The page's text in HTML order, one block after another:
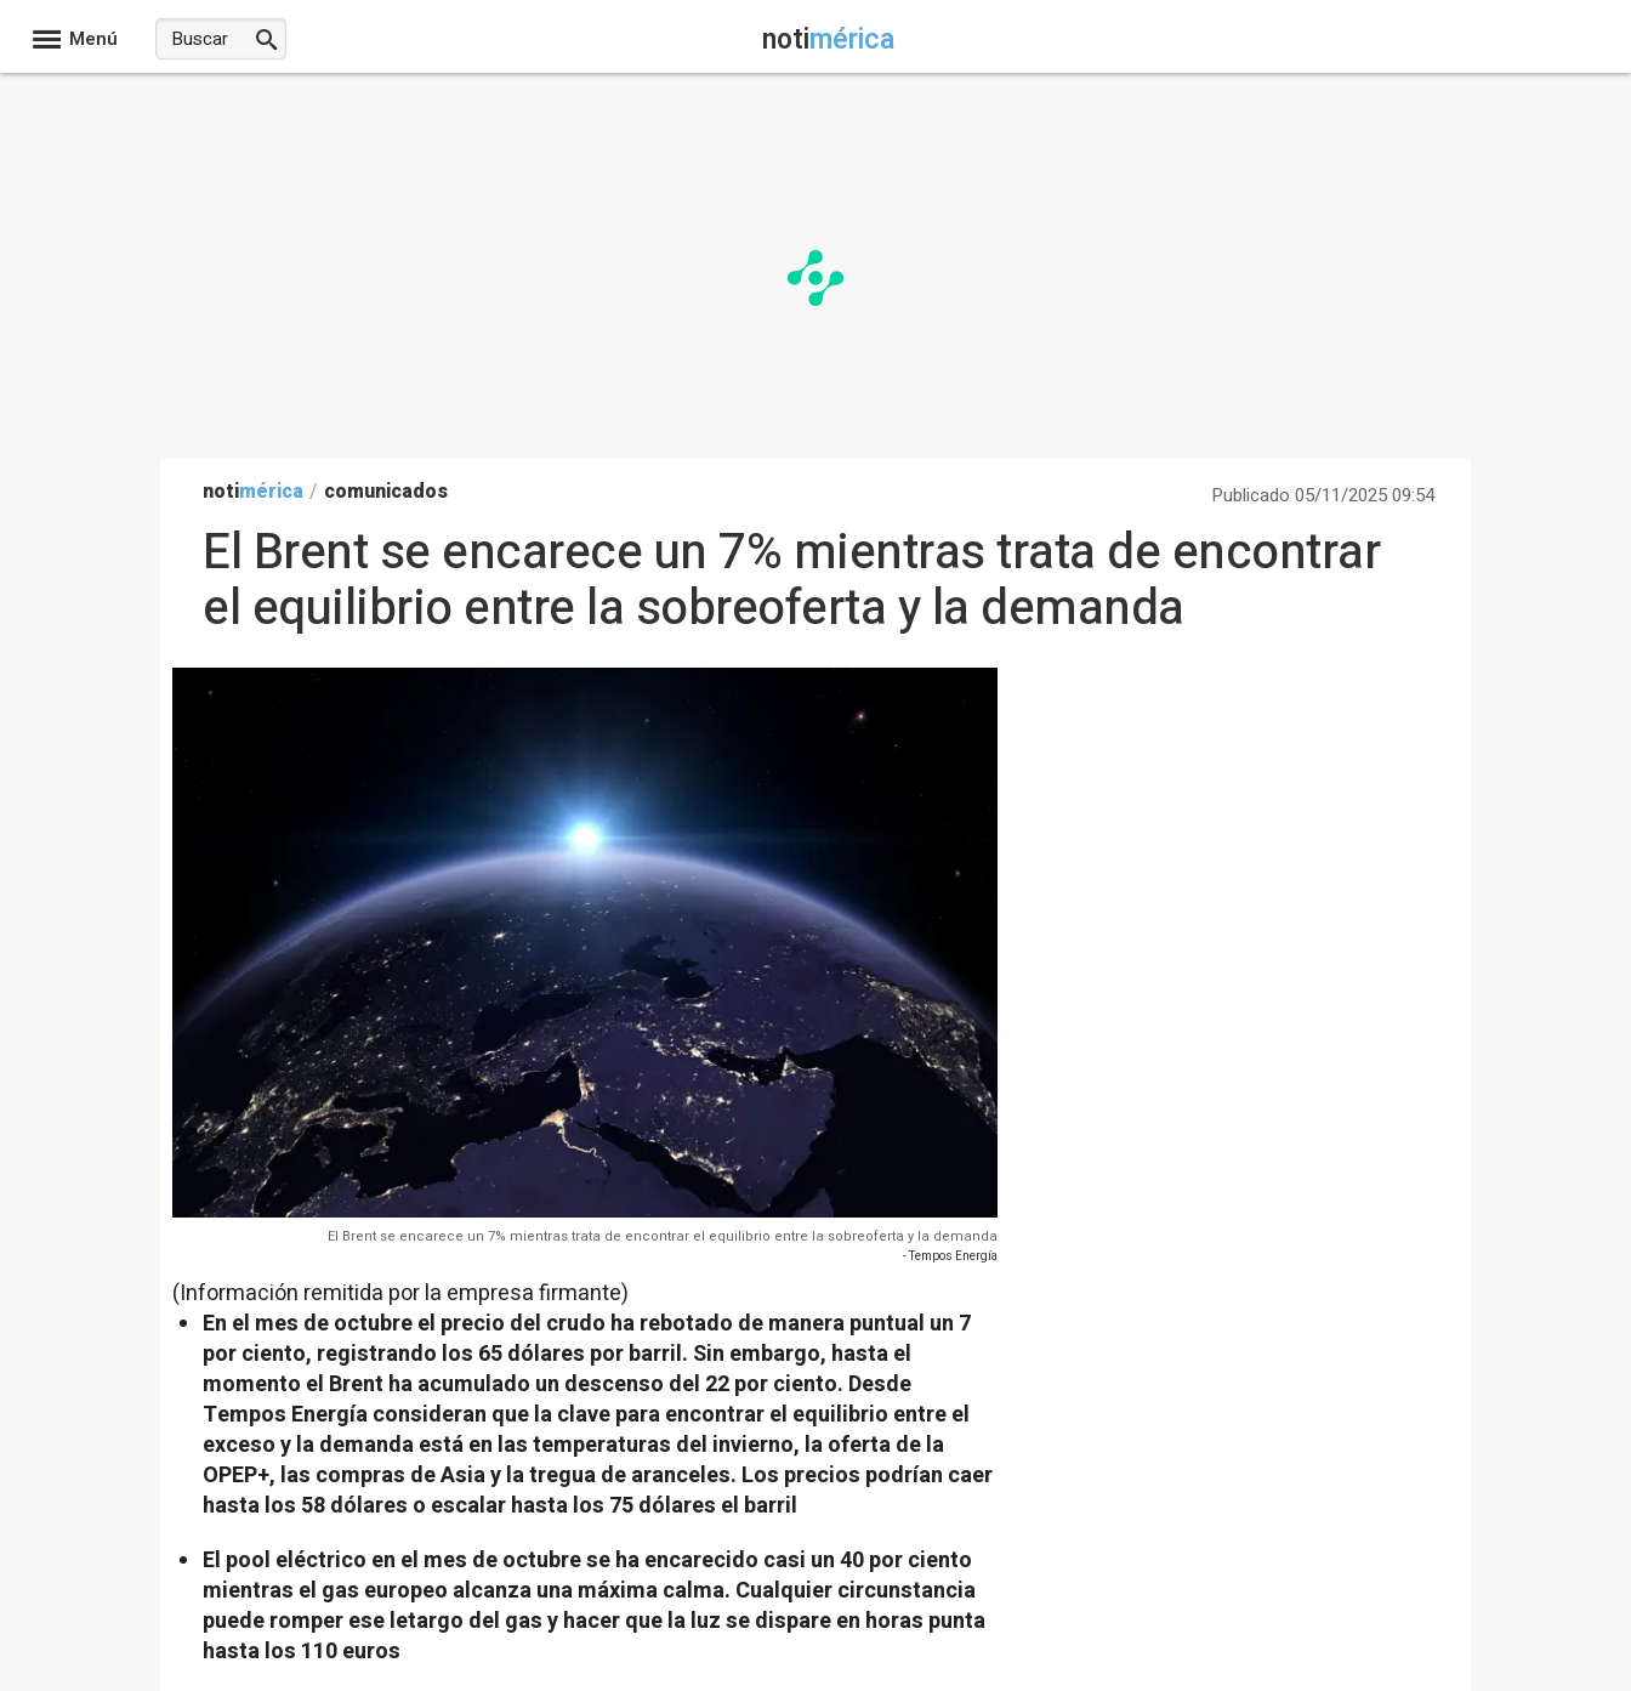
Menú notimérica
notimérica / comunicados Publicado 05/11/2025 09:54
El Brent se encarece un 7% mientras trata de encontrar
el equilibrio entre la sobreoferta y la demanda
El Brent se encarece un 7% mientras trata de encontrar el equilibrio entre la sobreoferta y la demanda
- Tempos Energía
(Información remitida por la empresa firmante)
En el mes de octubre el precio del crudo ha rebotado de manera puntual un 7
por ciento, registrando los 65 dólares por barril. Sin embargo, hasta el
momento el Brent ha acumulado un descenso del 22 por ciento. Desde
Tempos Energía consideran que la clave para encontrar el equilibrio entre el
exceso y la demanda está en las temperaturas del invierno, la oferta de la
OPEP+, las compras de Asia y la tregua de aranceles. Los precios podrían caer
hasta los 58 dólares o escalar hasta los 75 dólares el barril
El pool eléctrico en el mes de octubre se ha encarecido casi un 40 por ciento
mientras el gas europeo alcanzauna máxima calma. Cualquier circunstancia
puede romper ese letargo del gas y hacer que la luz se dispare en horas punta
hasta los 110 euros